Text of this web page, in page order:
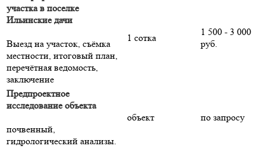
участка в поселке
Ильинские дачи
Выезд на участок, съёмка
местности, итоговый план,
перечётная ведомость,
заключение
1 сотка
1 500 - 3 000
руб.
Предпроектное
исследование объекта
почвенный,
гидрологический анализы.
объект по запросу